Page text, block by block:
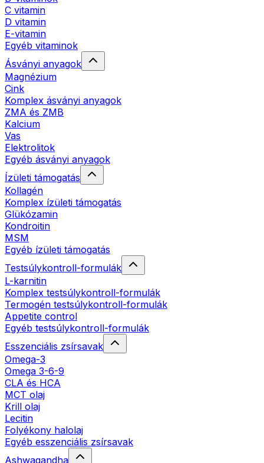
C vitamin
D vitamin
E-vitamin
Egyéb vitaminok
Ásványi anyagok
Magnézium
Cink
Komplex ásványi anyagok
ZMA és ZMB
Kalcium
Vas
Elektrolitok
Egyéb ásványi anyagok
Ízületi támogatás
Kollagén
Komplex ízületi támogatás
Glükózamin
Kondroitin
MSM
Egyéb ízületi támogatás
Testsúlykontroll-formulák
L-karnitin
Komplex testsúlykontroll-formulák
Termogén testsúlykontroll-formulák
Appetite control
Egyéb testsúlykontroll-formulák
Esszenciális zsírsavak
Omega-3
Omega 3-6-9
CLA és HCA
MCT olaj
Krill olaj
Lecitin
Folyékony halolaj
Egyéb esszenciális zsírsavak
Ashwagandha